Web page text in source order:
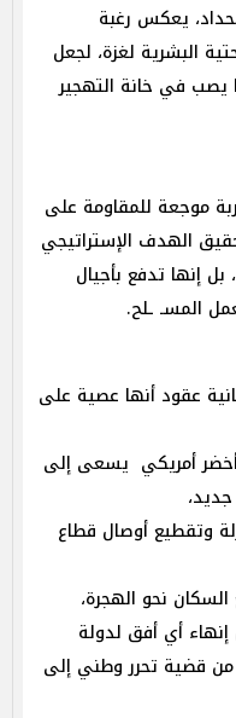
يعكس رغبة
البشرية لغزة، لجعل
يصب في خانة التهجير
موجعة للمقاومة على
الهدف الإستراتيجي
بل إنها تدفع بأجيال
المسـ ـلح.
عقود أنها عصية على
أخضر أمريكي يسعى إلى
وتقطيع أوصال قطاع
نحو الهجرة،
أي أفق لدولة
قضية تحرر وطني إلى